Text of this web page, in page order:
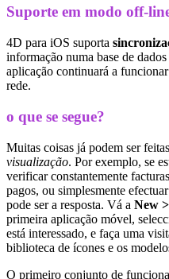
Suporte em modo off-
4D para iOS suporta
informação numa base de
aplicação continuará a
rede.
o que se segue?
Muitas coisas já podem ser
visualização. Por exemplo, se
verificar constantemente
pagos, ou simplesmente
pode ser a resposta. Vá a New
primeira aplicação móvel,
está interessado, e faça uma
biblioteca de ícones e os
O primeiro conjunto de